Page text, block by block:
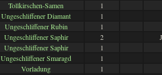
Tollkirschen-Samen
1
Ungeschliffener Diamant
1
Ungeschliffener Rubin
1
Ungeschliffener Saphir
2
Ungeschliffener Saphir
1
Ungeschliffener Smaragd
1
Vorladung
1